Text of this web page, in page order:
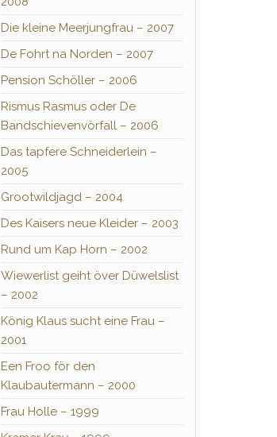
Die kleine Meerjungfrau – 2007
De Fohrt na Norden – 2007
Pension Schöller – 2006
Rismus Rasmus oder De
Bandschievenvörfall – 2006
Das tapfere Schneiderlein –
2005
Grootwildjagd – 2004
Des Kaisers neue Kleider – 2003
Rund um Kap Horn – 2002
Wiewerlist geiht över Düwelslist
– 2002
König Klaus sucht eine Frau –
2001
Een Froo för den
Klaubautermann – 2000
Frau Holle – 1999